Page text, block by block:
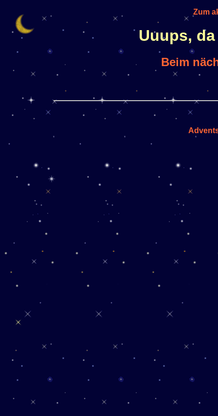
Zum
Uuups,
Beim